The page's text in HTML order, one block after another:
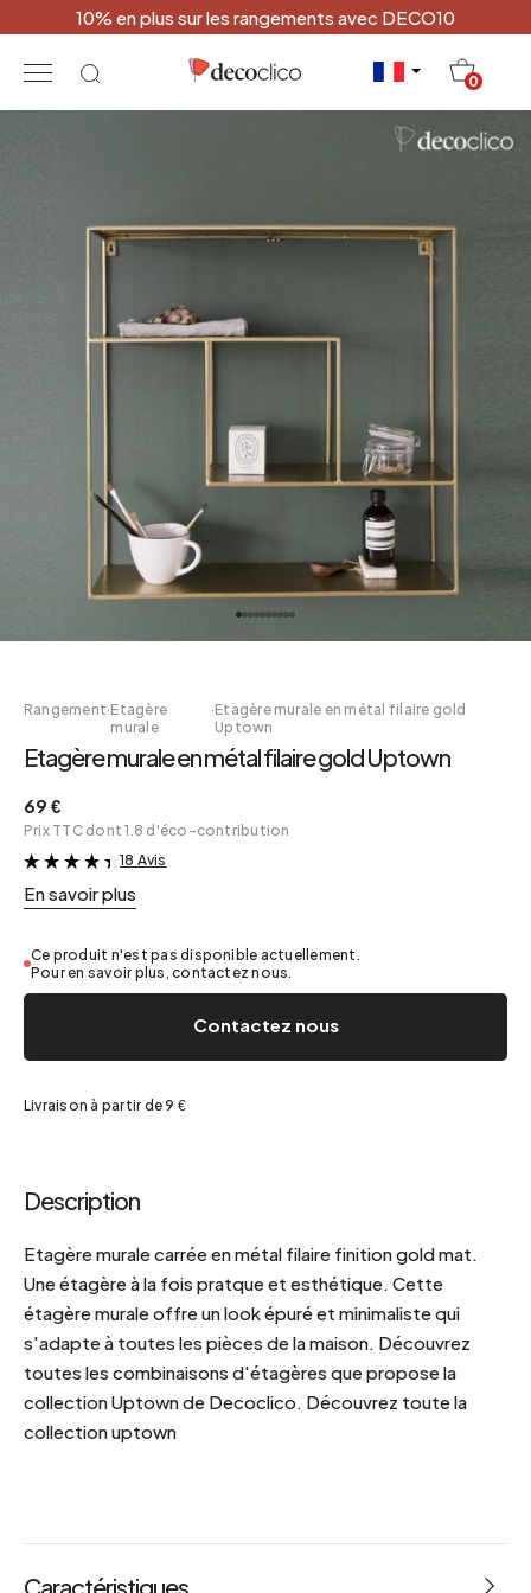
10% en plus sur les rangements avec DECO10
0
Rangement·Etagère
murale
·Etagère murale en métal filaire gold
Uptown
Etagère murale en métal filaire gold Uptown
69 €
Prix TTC dont 1.8 d'éco-contribution
&
18 Avis
En savoir plus
Ce produit n'est pas disponible actuellement.
Pour en savoir plus, contactez nous.
Contactez nous
Livraison à partir de 9 €
Description
Etagère murale carrée en métal filaire finition gold mat.
Une étagère à la fois pratque et esthétique. Cette
étagère murale offre un look épuré et minimaliste qui
s'adapte à toutes les pièces de la maison. Découvrez
toutes les combinaisons d'étagères que propose la
collection Uptown de Decoclico. Découvrez toute la
collection uptown
Caractéristiques